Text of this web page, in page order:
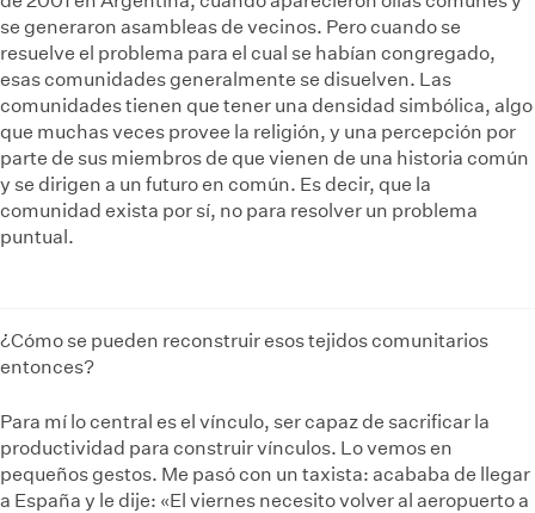
se generaron asambleas de vecinos. Pero cuando se
resuelve el problema para el cual se habían congregado,
esas comunidades generalmente se disuelven. Las
comunidades tienen que tener una densidad simbólica, algo
que muchas veces provee la religión, y una percepción por
parte de sus miembros de que vienen de una historia común
y se dirigen a un futuro en común. Es decir, que la
comunidad exista por sí, no para resolver un problema
puntual.
¿Cómo se pueden reconstruir esos tejidos comunitarios
entonces?
Para mí lo central es el vínculo, ser capaz de sacrificar la
productividad para construir vínculos. Lo vemos en
pequeños gestos. Me pasó con un taxista: acababa de llegar
a España y le dije: «El viernes necesito volver al aeropuerto a